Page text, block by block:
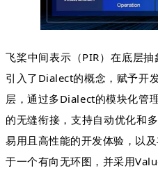
飞桨中间表示（PIR）在底层
引入了Dialect的概念，赋予开
层，通过多Dialect的模块化管
的无缝衔接，支持自动优化和
易用且高性能的开发体验，以
于一个有向无环图，并采用